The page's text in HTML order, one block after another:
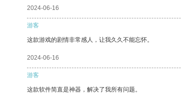
2024-06-16
游客
这款游戏的剧情非常感人，让我久久不能忘怀。
2024-06-16
游客
这款软件简直是神器，解决了我所有问题。